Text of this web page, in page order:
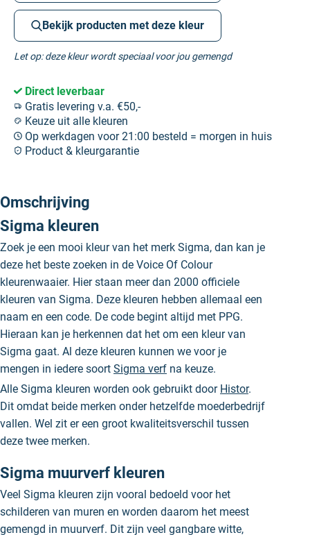
Bekijk producten met deze kleur
Let op: deze kleur wordt speciaal voor jou gemengd
Direct leverbaar
Gratis levering v.a. €50,-
Keuze uit alle kleuren
Op werkdagen voor 21:00 besteld = morgen in huis
Product & kleurgarantie
Omschrijving
Sigma kleuren
Zoek je een mooi kleur van het merk Sigma, dan kan je
deze het beste zoeken in de Voice Of Colour
kleurenwaaier. Hier staan meer dan 2000 officiele
kleuren van Sigma. Deze kleuren hebben allemaal een
naam en een code. De code begint altijd met PPG.
Hieraan kan je herkennen dat het om een kleur van
Sigma gaat. Al deze kleuren kunnen we voor je
mengen in iedere soort Sigma verf na keuze.
Alle Sigma kleuren worden ook gebruikt door Histor.
Dit omdat beide merken onder hetzelfde moederbedrijf
vallen. Wel zit er een groot kwaliteitsverschil tussen
deze twee merken.
Sigma muurverf kleuren
Veel Sigma kleuren zijn vooral bedoeld voor het
schilderen van muren en worden daarom het meest
gemengd in muurverf. Dit zijn veel gangbare witte,